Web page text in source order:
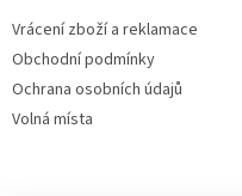
Vrácení zboží a reklamace
Obchodní podmínky
Ochrana osobních údajů
Volná místa